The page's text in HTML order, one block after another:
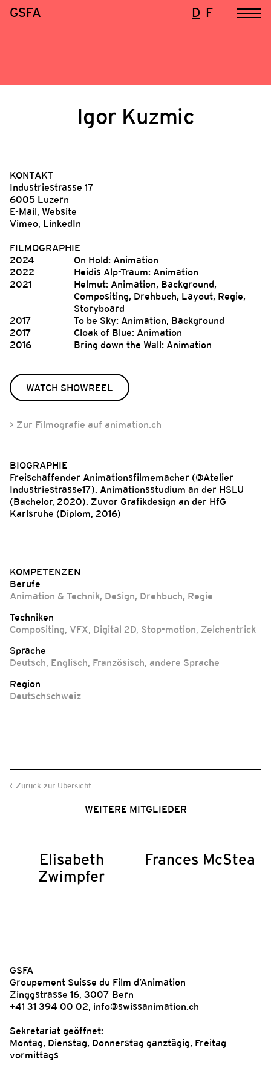
GSFA D F
Igor Kuzmic
KONTAKT
Industriestrasse 17
6005 Luzern
E-Mail, Website
Vimeo, LinkedIn
FILMOGRAPHIE
2024
On Hold: Animation
2022
Heidis Alp-Traum: Animation
2021
Helmut: Animation, Background,
Compositing, Drehbuch, Layout, Regie,
Storyboard
2017
To be Sky: Animation, Background
2017
Cloak of Blue: Animation
2016
Bring down the Wall: Animation
WATCH SHOWREEL
> Zur Filmografie auf animation.ch
BIOGRAPHIE
Freischaffender Animationsfilmemacher (@Atelier
Industriestrasse17). Animationsstudium an der HSLU
(Bachelor, 2020). Zuvor Grafikdesign an der HfG
Karlsruhe (Diplom, 2016)
KOMPETENZEN
Berufe
Animation & Technik, Design, Drehbuch, Regie
Techniken
Compositing, VFX, Digital 2D, Stop-motion, Zeichentrick
Sprache
Deutsch, Englisch, Französisch, andere Sprache
Region
Deutschschweiz
Zurück zur Übersicht
WEITERE MITGLIEDER
Elisabeth
Zwimpfer
Frances McStea
GSFA
Groupement Suisse du Film d’Animation
Zinggstrasse 16, 3007 Bern
+41 31 394 00 02, info@swissanimation.ch
Sekretariat geöffnet:
Montag, Dienstag, Donnerstag ganztägig, Freitag
vormittags